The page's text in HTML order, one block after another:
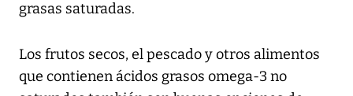
grasas saturadas.
Los frutos secos, el pescado y otros alimentos
que contienen ácidos grasos omega-3 no